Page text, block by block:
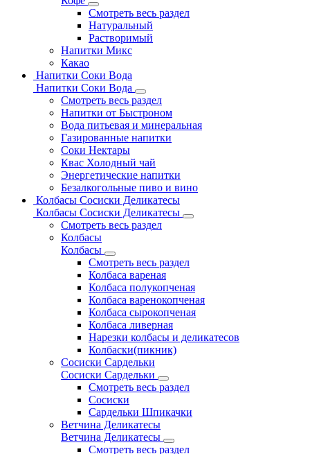
Смотреть весь раздел
Натуральный
Растворимый
Напитки Микс
Какао
Напитки Соки Вода
Напитки Соки Вода
Смотреть весь раздел
Напитки от Быстроном
Вода питьевая и минеральная
Газированные напитки
Соки Нектары
Квас Холодный чай
Энергетические напитки
Безалкогольные пиво и вино
Колбасы Сосиски Деликатесы
Колбасы Сосиски Деликатесы
Смотреть весь раздел
Колбасы
Колбасы
Смотреть весь раздел
Колбаса вареная
Колбаса полукопченая
Колбаса варенокопченая
Колбаса сырокопченая
Колбаса ливерная
Нарезки колбасы и деликатесов
Колбаски(пикник)
Сосиски Сардельки
Сосиски Сардельки
Смотреть весь раздел
Сосиски
Сардельки Шпикачки
Ветчина Деликатесы
Ветчина Деликатесы
Смотреть весь раздел